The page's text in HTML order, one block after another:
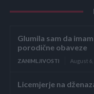
Glumila sam da
porodične obaveze
ZANIMLJIVOSTI August 6,
Licemjerje na